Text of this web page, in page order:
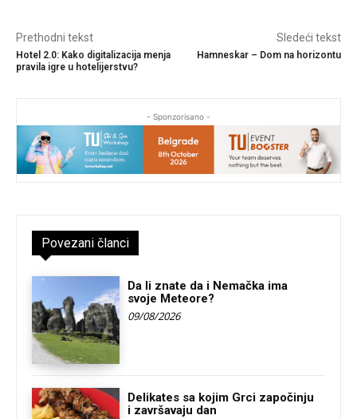
Prethodni tekst
Hotel 2.0: Kako digitalizacija menja
pravila igre u hotelijerstvu?
Sledeći tekst
Hamneskar – Dom na horizontu
- Sponzorisano -
Povezani članci
Da li znate da i Nemačka ima
svoje Meteore?
09/08/2026
Delikates sa kojim Grci započinju
i završavaju dan